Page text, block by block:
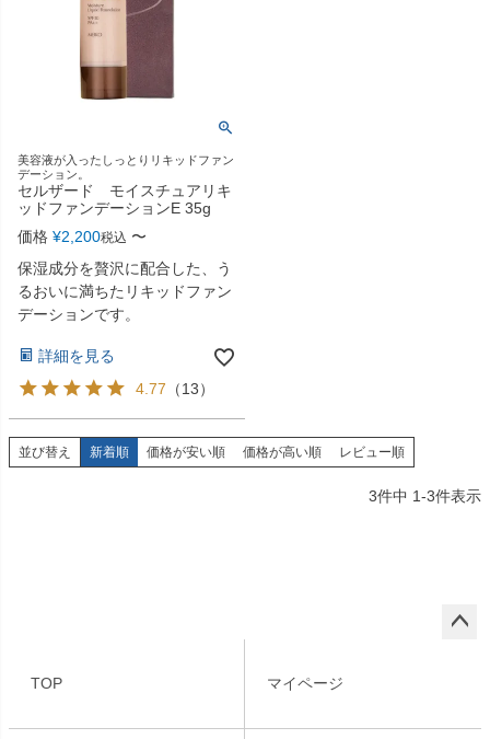
美容液が入ったしっとりリキッドファン
デーション。
セルザード モイスチュアリキ
ッドファンデーションE 35g
価格 ¥2,200税込 〜
保湿成分を贅沢に配合した、う
るおいに満ちたリキッドファン
デーションです。
詳細を見る
4.77 （13）
並び替え 新着順 価格が安い順 価格が高い順 レビュー順
3件中 1-3件表示
TOP マイページ